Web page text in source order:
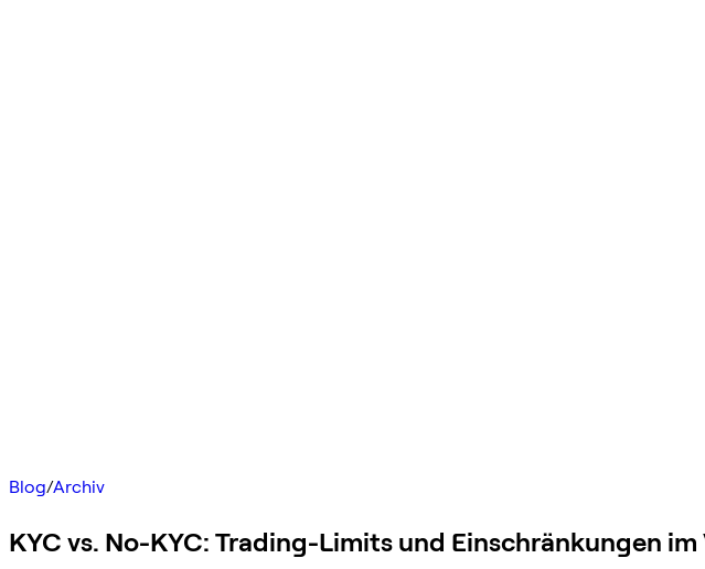
Blog/Archiv
KYC vs. No-KYC: Trading-Limits und Einschränkungen im